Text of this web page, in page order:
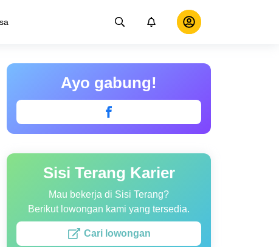
Ayo gabung!
Sisi Terang Karier
Mau bekerja di Sisi Terang?
Berikut lowongan kami yang tersedia.
Cari lowongan